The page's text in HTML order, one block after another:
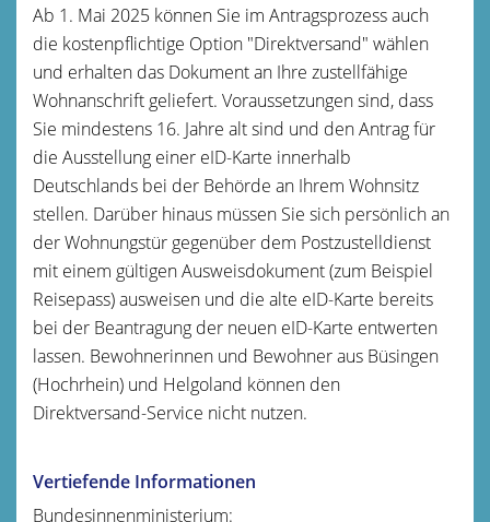
Ab 1. Mai 2025 können Sie im Antragsprozess auch
die kostenpflichtige Option "Direktversand" wählen
und erhalten das Dokument an Ihre zustellfähige
Wohnanschrift geliefert. Voraussetzungen sind, dass
Sie mindestens 16. Jahre alt sind und den Antrag für
die Ausstellung einer eID-Karte innerhalb
Deutschlands bei der Behörde an Ihrem Wohnsitz
stellen. Darüber hinaus müssen Sie sich persönlich an
der Wohnungstür gegenüber dem Postzustelldienst
mit einem gültigen Ausweisdokument (zum Beispiel
Reisepass) ausweisen und die alte eID-Karte bereits
bei der Beantragung der neuen eID-Karte entwerten
lassen. Bewohnerinnen und Bewohner aus Büsingen
(Hochrhein) und Helgoland können den
Direktversand-Service nicht nutzen.
Vertiefende Informationen
Bundesinnenministerium: